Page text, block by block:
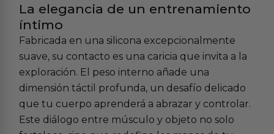
La elegancia de un entrenamiento
íntimo
Fabricada en una silicona excepcionalmente
suave, su contacto es una caricia que invita a la
exploración. El peso interno añade una
dimensión táctil profunda, un desafío delicado
que tu cuerpo aprenderá a abrazar y controlar.
Este diálogo entre músculo y objeto no solo